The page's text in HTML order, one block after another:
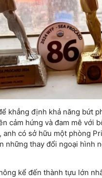
khẳng định khả năng bứt
cảm hứng và đam mê với
có sở hữu một phòng
những thay đổi ngoại hình
kể đến thành tựu lớn